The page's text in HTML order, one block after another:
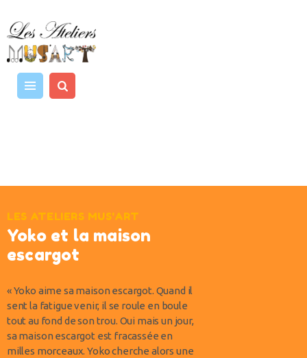
MUSIQUE
ART ET CRÉATIVITÉ
LES ATELIERS MUS'ART
Yoko et la maison
escargot
« Yoko aime sa maison escargot. Quand il
sent la fatigue venir, il se roule en boule
tout au fond de son trou. Oui mais un jour,
sa maison escargot est fracassée en
milles morceaux. Yoko cherche alors une